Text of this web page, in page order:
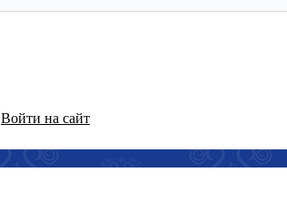
Войти на сайт